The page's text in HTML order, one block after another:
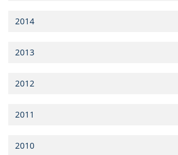
2014
2013
2012
2011
2010